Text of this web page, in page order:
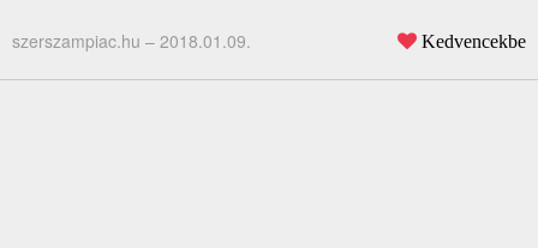
szerszampiac.hu – 2018.01.09. Kedvencekbe